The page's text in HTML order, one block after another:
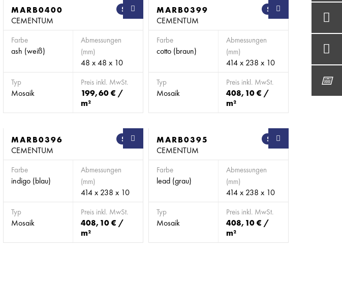
SB
MARB0400
CEMENTUM
Farbe
ash (weiß)
Abmessungen
(mm)
48 x 48 x 10
Typ
Mosaik
Preis inkl. MwSt.
199,60 € /
m²
SB
MARB0399
CEMENTUM
Farbe
cotto (braun)
Abmessungen
(mm)
414 x 238 x 10
Typ
Mosaik
Preis inkl. MwSt.
408,10 € /
m²
SB
MARB0396
CEMENTUM
Farbe
indigo (blau)
Abmessungen
(mm)
414 x 238 x 10
Typ
Mosaik
Preis inkl. MwSt.
408,10 € /
m²
SB
MARB0395
CEMENTUM
Farbe
lead (grau)
Abmessungen
(mm)
414 x 238 x 10
Typ
Mosaik
Preis inkl. MwSt.
408,10 € /
m²